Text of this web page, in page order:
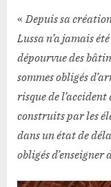
«Depuis sa
Lussa n’a jamais
dépourvue des
sommes obligés
risque de
construits par les
dans un état de
obligés